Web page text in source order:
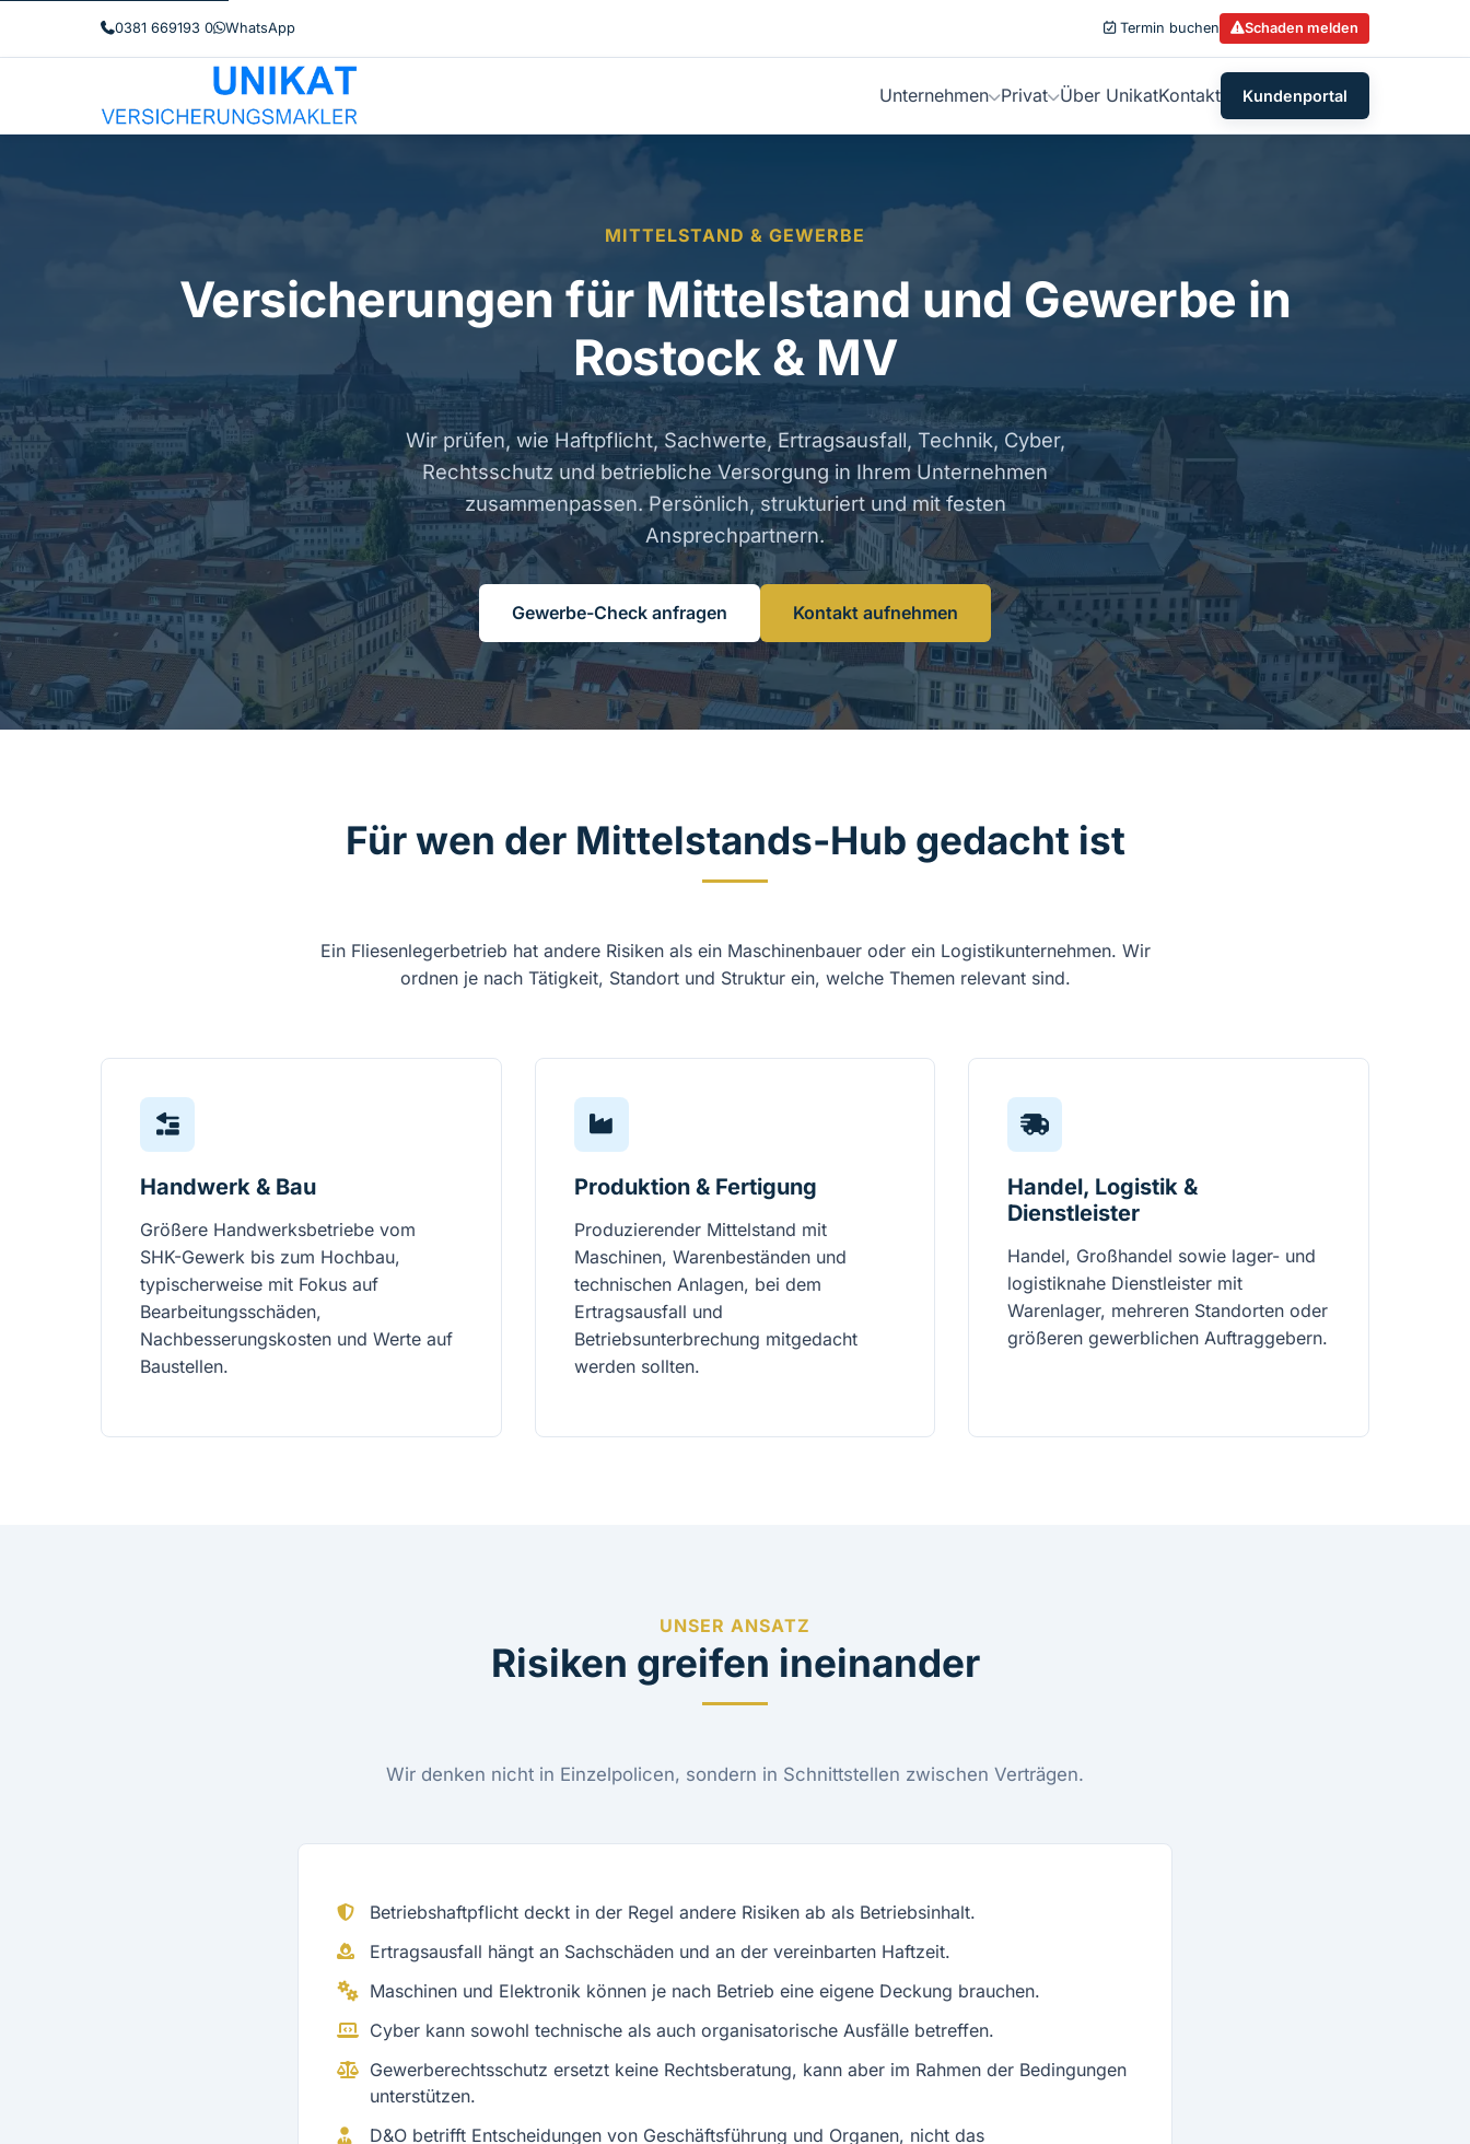
0381 669193 0 WhatsApp Termin buchen Schaden melden
Unternehmen Privat Über UnikatKontakt Kundenportal
MITTELSTAND & GEWERBE
Versicherungen für Mittelstand und Gewerbe in
Rostock & MV
Wir prüfen, wie Haftpflicht, Sachwerte, Ertragsausfall, Technik, Cyber,
Rechtsschutz und betriebliche Versorgung in Ihrem Unternehmen
zusammenpassen. Persönlich, strukturiert und mit festen
Ansprechpartnern.
Gewerbe-Check anfragen Kontakt aufnehmen
Für wen der Mittelstands-Hub gedacht ist
Ein Fliesenlegerbetrieb hat andere Risiken als ein Maschinenbauer oder ein Logistikunternehmen. Wir
ordnen je nach Tätigkeit, Standort und Struktur ein, welche Themen relevant sind.
Handwerk & Bau
Größere Handwerksbetriebe vom
SHK-Gewerk bis zum Hochbau,
typischerweise mit Fokus auf
Bearbeitungsschäden,
Nachbesserungskosten und Werte auf
Baustellen.
Produktion & Fertigung
Produzierender Mittelstand mit
Maschinen, Warenbeständen und
technischen Anlagen, bei dem
Ertragsausfall und
Betriebsunterbrechung mitgedacht
werden sollten.
Handel, Logistik &
Dienstleister
Handel, Großhandel sowie lager- und
logistiknahe Dienstleister mit
Warenlager, mehreren Standorten oder
größeren gewerblichen Auftraggebern.
UNSER ANSATZ
Risiken greifen ineinander
Wir denken nicht in Einzelpolicen, sondern in Schnittstellen zwischen Verträgen.
Betriebshaftpflicht deckt in der Regel andere Risiken ab als Betriebsinhalt.
Ertragsausfall hängt an Sachschäden und an der vereinbarten Haftzeit.
Maschinen und Elektronik können je nach Betrieb eine eigene Deckung brauchen.
Cyber kann sowohl technische als auch organisatorische Ausfälle betreffen.
Gewerberechtsschutz ersetzt keine Rechtsberatung, kann aber im Rahmen der Bedingungen
unterstützen.
D&O betrifft Entscheidungen von Geschäftsführung und Organen, nicht das